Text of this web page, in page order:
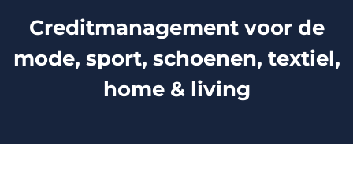
Creditmanagement voor de
mode, sport, schoenen, textiel,
home & living